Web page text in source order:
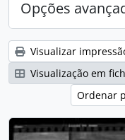
Opções
Visualizar
Visualização em
Ordenar